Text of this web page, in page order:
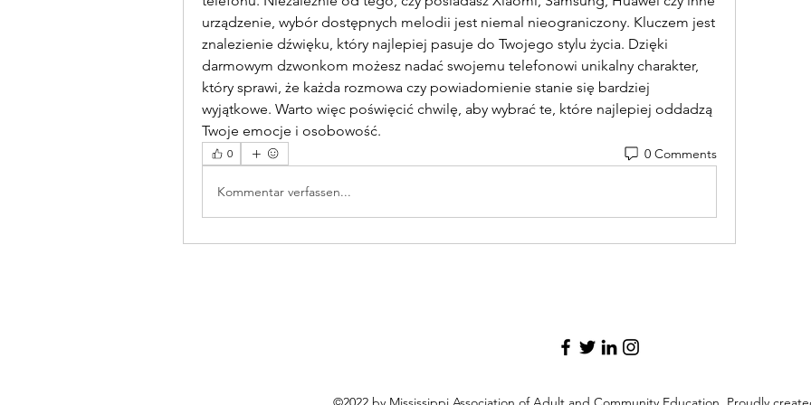
urządzenie, wybór dostępnych melodii jest niemal nieograniczony. Kluczem jest
znalezienie dźwięku, który najlepiej pasuje do Twojego stylu życia. Dzięki
darmowym dzwonkom możesz nadać swojemu telefonowi unikalny charakter,
który sprawi, że każda rozmowa czy powiadomienie stanie się bardziej
wyjątkowe. Warto więc poświęcić chwilę, aby wybrać te, które najlepiej oddadzą
Twoje emocje i osobowość.
0 0 Comments
Kommentar verfassen...